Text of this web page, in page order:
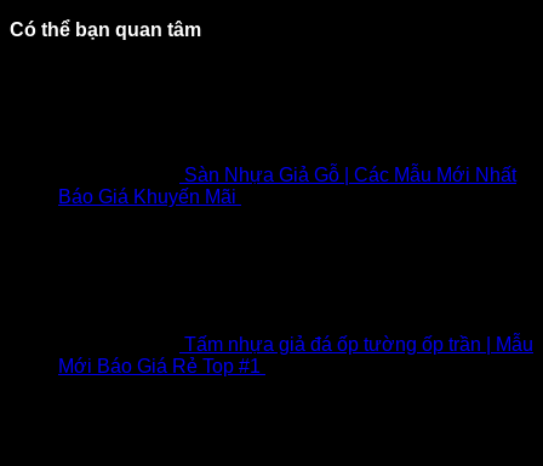
Có thể bạn quan tâm
Sàn Nhựa Giả Gỗ | Các Mẫu Mới Nhất
Báo Giá Khuyến Mãi
Tấm nhựa giả đá ốp tường ốp trần | Mẫu
Mới Báo Giá Rẻ Top #1